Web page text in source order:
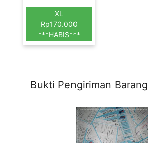
XL
Rp170.000
***HABIS***
Bukti Pengiriman Barang